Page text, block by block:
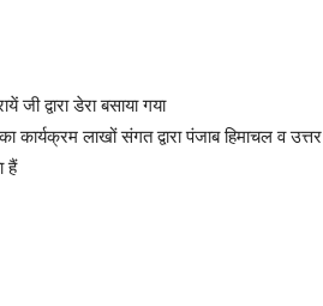
द्वारा डेरा बसाया गया
कार्यक्रम लाखों संगत द्वारा पंजाब हिमाचल व उत्तर
हैं